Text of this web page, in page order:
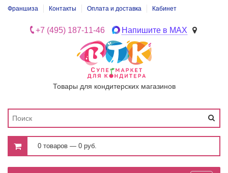
Франшиза Контакты Оплата и доставка Кабинет
+7 (495) 187-11-46 Напишите в MAX
Товары для кондитерских магазинов
0 товаров — 0 руб.